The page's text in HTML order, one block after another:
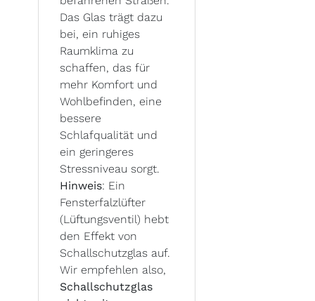
Das Glas trägt dazu
bei, ein ruhiges
Raumklima zu
schaffen, das für
mehr Komfort und
Wohlbefinden, eine
bessere
Schlafqualität und
ein geringeres
Stressniveau sorgt.
Hinweis: Ein
Fensterfalzlüfter
(Lüftungsventil) hebt
den Effekt von
Schallschutzglas auf.
Wir empfehlen also,
Schallschutzglas